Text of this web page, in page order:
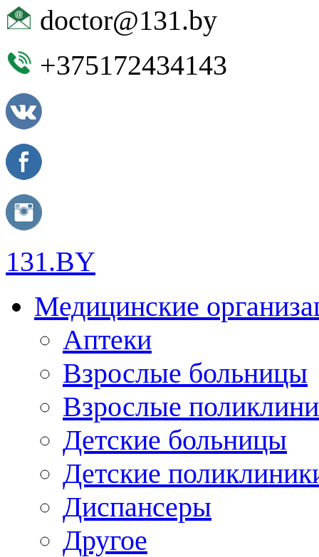
doctor@131.by
+375172434143
131.BY
Медицинские
Аптеки
Взрослые больницы
Взрослые
Детские больницы
Детские
Диспансеры
Другое